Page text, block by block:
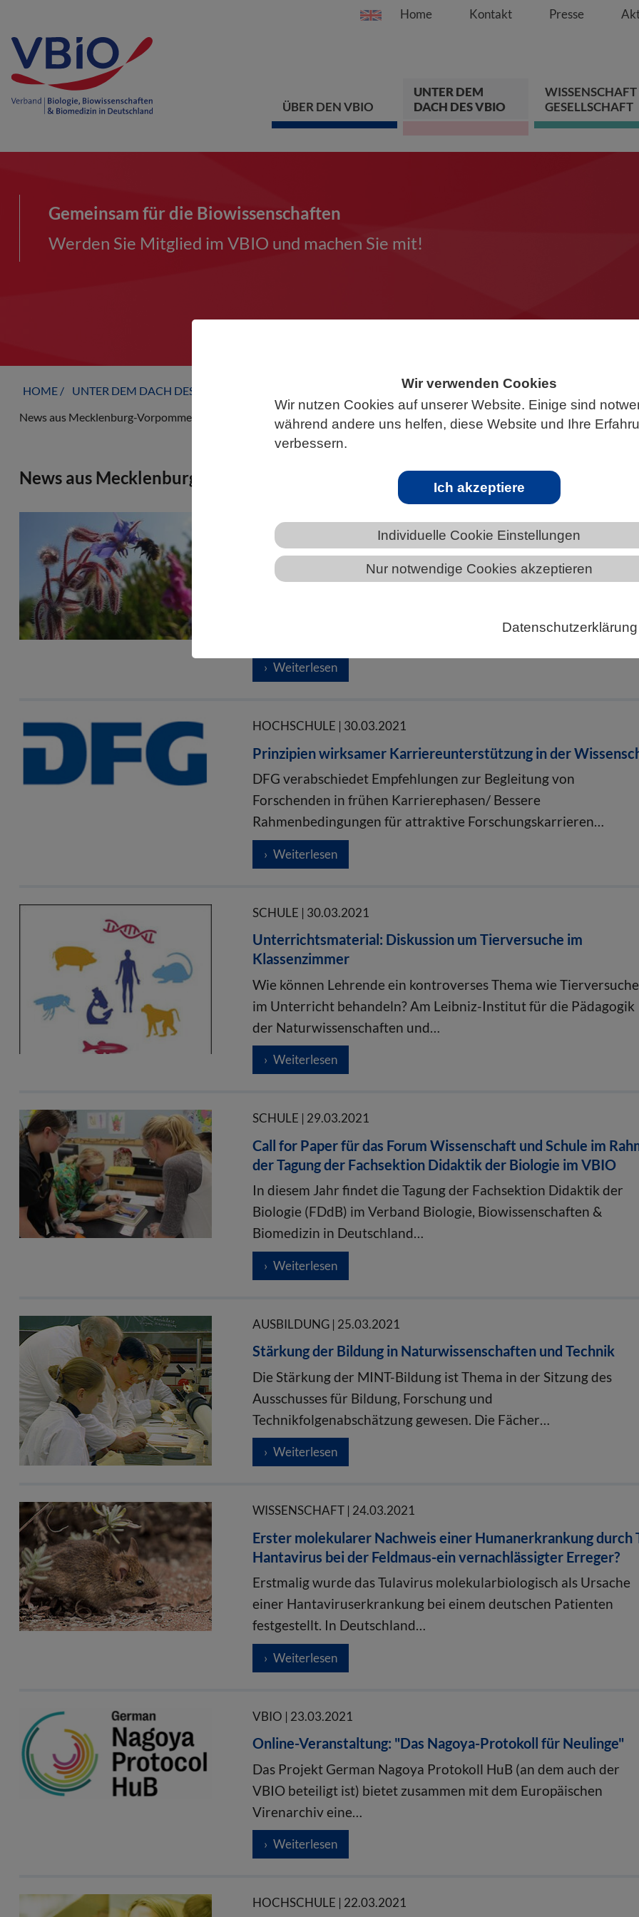
Wir verwenden Cookies
Wir nutzen Cookies auf unserer Website. Einige sind
während andere uns helfen, diese Website und Ihre
verbessern.
Ich akzeptiere
Individuelle Cookie Einstellungen
Nur notwendige Cookies akzeptieren
Datenschutzerklärung
Springe direkt zu:
Zum Hauptinhalt
Zur Hauptnavigation
Zur Footer-
Home Kontakt Presse
ÜBER DEN VBIO
UNTER DEM
DACH DES VBIO
WISSENSCHAFT
GESELLSCHAFT
Gemeinsam für die Biowissenschaften
Werden Sie Mitglied im VBIO und machen Sie mit!
HOME UNTER DEM DACH DES VBIO
MECKLENBURG-VORPOMMERN
News aus Mecklenburg-Vorpommern
News aus Mecklenburg-Vorpommern
WISSENSCHAFT | 01.04.2021
Bedeutung der biologischen Vielfalt für die Landwirtschaft
unterschiedlich wahrgenommen
Weiterlesen
HOCHSCHULE | 30.03.2021
Prinzipien wirksamer Karriereunterstützung in der
DFG verabschiedet Empfehlungen zur Begleitung von
Forschenden in frühen Karrierephasen/ Bessere
Rahmenbedingungen für attraktive Forschungskarrieren…
Weiterlesen
SCHULE | 30.03.2021
Unterrichtsmaterial: Diskussion um Tierversuche im
Klassenzimmer
Wie können Lehrende ein kontroverses Thema wie Tierversuche
im Unterricht behandeln? Am Leibniz-Institut für die Pädagogik
der Naturwissenschaften und…
Weiterlesen
SCHULE | 29.03.2021
Call for Paper für das Forum Wissenschaft und Schule im
der Tagung der Fachsektion Didaktik der Biologie im VBIO
In diesem Jahr findet die Tagung der Fachsektion Didaktik der
Biologie (FDdB) im Verband Biologie, Biowissenschaften &
Biomedizin in Deutschland…
Weiterlesen
AUSBILDUNG | 25.03.2021
Stärkung der Bildung in Naturwissenschaften und Technik
Die Stärkung der MINT-Bildung ist Thema in der Sitzung des
Ausschusses für Bildung, Forschung und
Technikfolgenabschätzung gewesen. Die Fächer…
Weiterlesen
WISSENSCHAFT | 24.03.2021
Erster molekularer Nachweis einer Humanerkrankung durch
Hantavirus bei der Feldmaus-ein vernachlässigter Erreger?
Erstmalig wurde das Tulavirus molekularbiologisch als Ursache
einer Hantaviruserkrankung bei einem deutschen Patienten
festgestellt. In Deutschland…
Weiterlesen
VBIO | 23.03.2021
Online-Veranstaltung: "Das Nagoya-Protokoll für Neulinge"
Das Projekt German Nagoya Protokoll HuB (an dem auch der
VBIO beteiligt ist) bietet zusammen mit dem Europäischen
Virenarchiv eine…
Weiterlesen
HOCHSCHULE | 22.03.2021